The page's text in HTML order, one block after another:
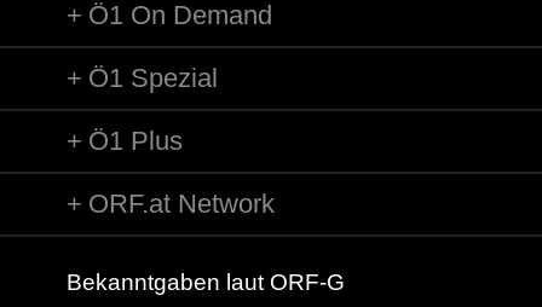
Ö1 On Demand
Ö1 Spezial
Ö1 Plus
ORF.at Network
Bekanntgaben laut ORF-G